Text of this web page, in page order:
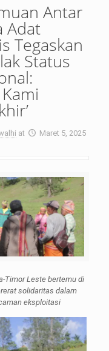
Antar
Adat
Tegaskan
Status
at Maret 5, 2025
Timor Leste bertemu di
solidaritas dalam
eksploitasi